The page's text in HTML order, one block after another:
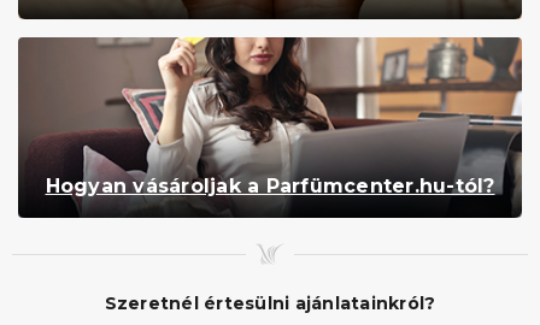
Hogyan vásároljak a Parfümcenter.hu-tól?
Szeretnél értesülni ajánlatainkról?